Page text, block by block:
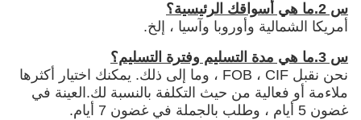
س 2.ما هي أسواقك الرئيسية؟
أمريكا الشمالية وأوروبا وآسيا ، إلخ.
س 3.ما هي مدة التسليم وفترة التسليم؟
نحن نقبل FOB ، CIF ، وما إلى ذلك. يمكنك اختيار أكثرها
ملاءمة أو فعالية من حيث التكلفة بالنسبة لك.العينة في
غضون 5 أيام ، وطلب بالجملة في غضون 7 أيام.